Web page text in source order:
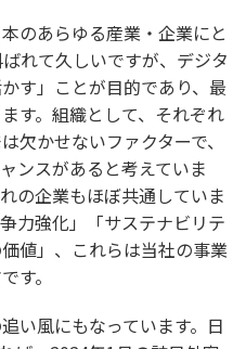
のあらゆる産業・企業にと
れて久しいですが、デジタ
す」ことが目的であり、最
す。組織として、それぞれ
欠かせないファクターで、
ンスがあると考えていま
の企業もほぼ共通していま
力強化」「サステナビリテ
値」、これらは当社の事業
す。
い風にもなっています。日